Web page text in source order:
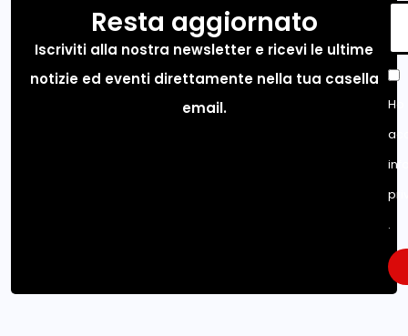
Resta aggiornato
Iscriviti alla nostra newsletter e ricevi le ultime
notizie ed eventi direttamente nella tua casella
email.
.